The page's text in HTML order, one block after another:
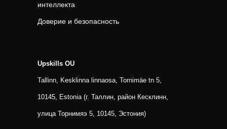
интеллекта
Доверие и безопасность
Upskills OU
Tallinn, Kesklinna linnaosa, Tornimäe tn 5,
10145, Estonia (г. Таллин, район Кесклинн,
улица Торнимяэ 5, 10145, Эстония)